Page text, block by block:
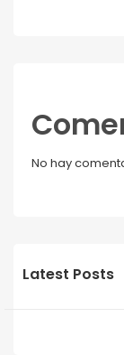
No hay
Latest Posts